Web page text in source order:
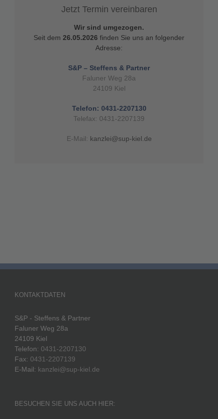
Jetzt Termin vereinbaren
Wir sind umgezogen.
Seit dem 26.05.2026 finden Sie uns an folgender
Adresse:
S&P – Steffens & Partner
Faluner Weg 28a
24109 Kiel
Telefon: 0431-2207130
Telefax: 0431-2207139
E-Mail: kanzlei@sup-kiel.de
KONTAKTDATEN
S&P - Steffens & Partner
Faluner Weg 28a
24109 Kiel
Telefon: 0431-2207130
Fax: 0431-2207139
E-Mail: kanzlei@sup-kiel.de
BESUCHEN SIE UNS AUCH HIER: